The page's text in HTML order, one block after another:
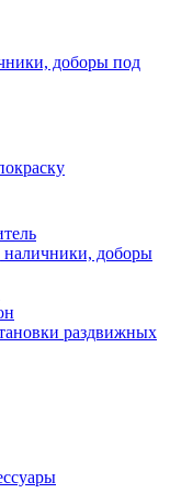
доборы под
доборы
раздвижных